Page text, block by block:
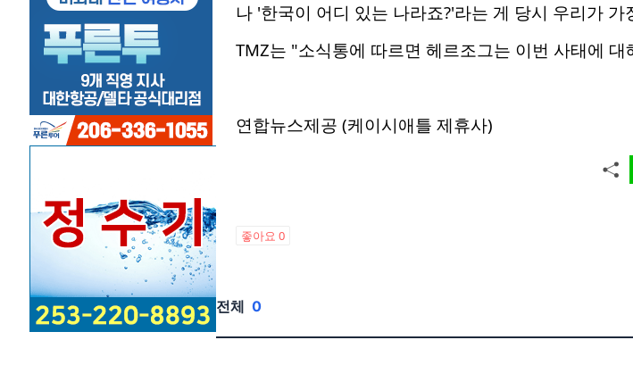
나 '한국이 어디 있는 나라죠?'라는 게 당시 우리가
TMZ는 "소식통에 따르면 헤르조그는 이번 사태에
연합뉴스제공 (케이시애틀 제휴사)
좋아요 0
전체 0